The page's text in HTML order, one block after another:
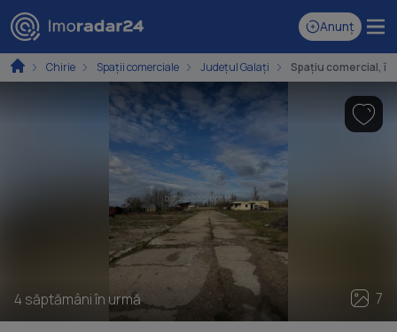
Anunț
Chirie Spaţii comerciale Județul Galați Spațiu comercial, în
4 săptămâni în urmă 7